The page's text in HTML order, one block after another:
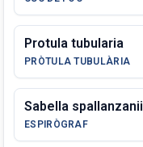
Protula tubularia
PRÒTULA TUBULÀRIA
Sabella spallanzanii
ESPIRÒGRAF